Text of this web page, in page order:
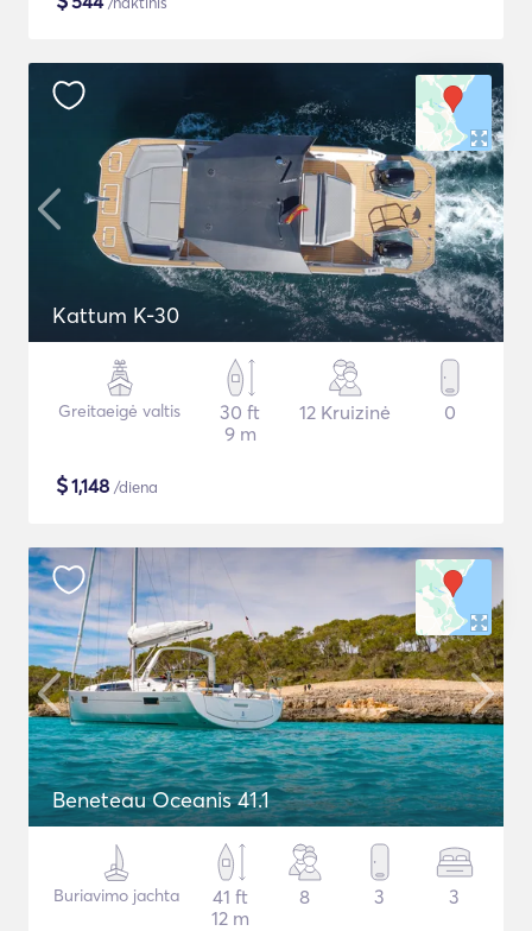
Kattum K-30
Greitaeigė valtis
30 ft
9 m
12 Kruizinė 0
$1,148 /diena
Beneteau Oceanis 41.1
Buriavimo jachta
41 ft
12 m
8 3 3